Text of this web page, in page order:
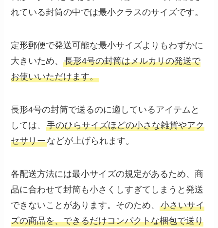
れている封筒の中では最小クラスのサイズです。
定形郵便で発送可能な最小サイズよりもわずかに
大きいため、長形4号の封筒はメルカリの発送で
お使いいただけます。
長形4号の封筒で送るのに適しているアイテムと
しては、手のひらサイズほどの小さな雑貨やアク
セサリーなどが上げられます。
各配送方法には最小サイズの規定があるため、商
品に合わせて封筒も小さくしすぎてしまうと発送
できないことがあります。そのため、小さいサイ
ズの商品を、できるだけコンパクトな梱包で送り